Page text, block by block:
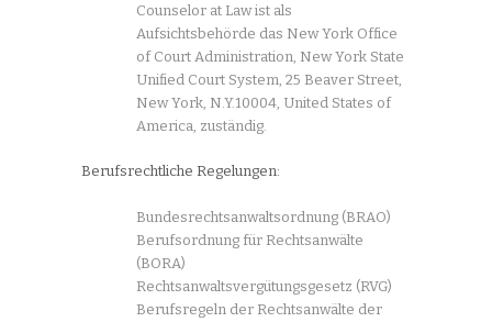
Counselor at Law ist als
Aufsichtsbehörde das New York Office
of Court Administration, New York State
Unified Court System, 25 Beaver Street,
New York, N.Y.10004, United States of
America, zuständig.
Berufsrechtliche Regelungen:
Bundesrechtsanwaltsordnung (BRAO)
Berufsordnung für Rechtsanwälte
(BORA)
Rechtsanwaltsvergütungsgesetz (RVG)
Berufsregeln der Rechtsanwälte der